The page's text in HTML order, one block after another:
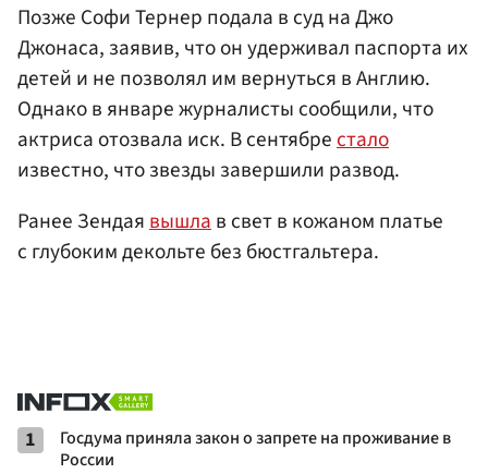
Позже Софи Тернер подала в суд на Джо
Джонаса, заявив, что он удерживал паспорта их
детей и не позволял им вернуться в Англию.
Однако в январе журналисты сообщили, что
актриса отозвала иск. В сентябрестало
известно, что звезды завершили развод.
Ранее Зендаявышлав свет в кожаном платье
с глубоким декольте без бюстгальтера.
1
Госдума приняла закон о запрете на проживание в
России